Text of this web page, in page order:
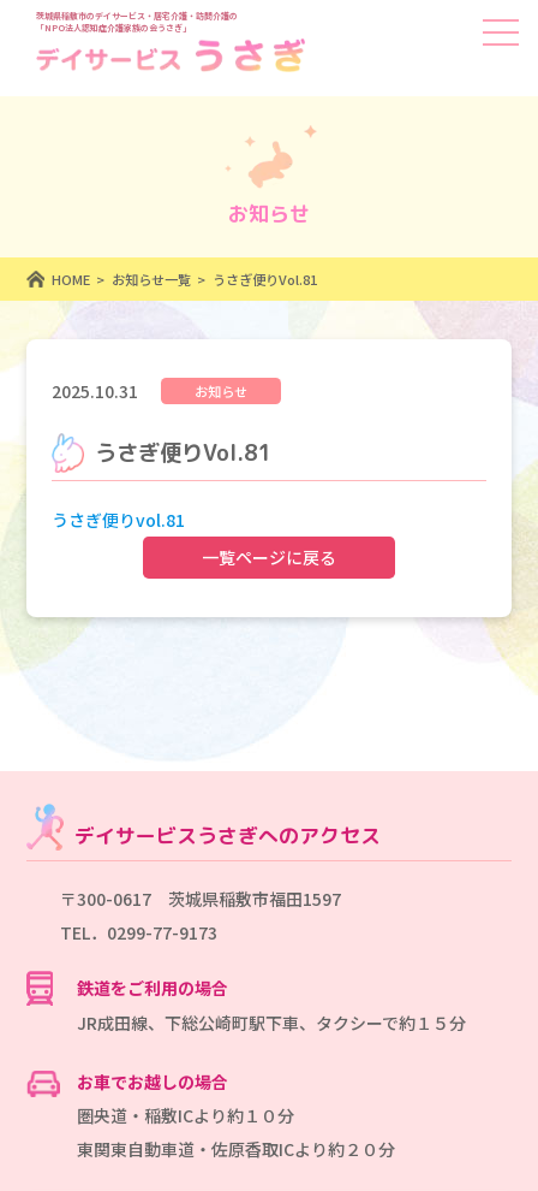
茨城県稲敷市のデイサービス・居宅介護・訪問介護の
「NPO法人認知症介護家族の会うさぎ」
お知らせ
HOME お知らせ一覧 うさぎ便りVol.81
2025.10.31 お知らせ
うさぎ便りVol.81
うさぎ便りvol.81
一覧ページに戻る
デイサービスうさぎへのアクセス
〒300-0617 茨城県稲敷市福田1597
TEL．0299-77-9173
鉄道をご利用の場合
JR成田線、下総公崎町駅下車、タクシーで約１５分
お車でお越しの場合
圏央道・稲敷ICより約１０分
東関東自動車道・佐原香取ICより約２０分